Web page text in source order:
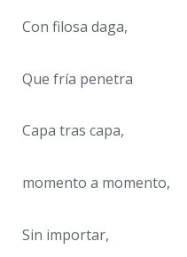
Con filosa daga,
Que fría penetra
Capa tras capa,
momento a momento,
Sin importar,